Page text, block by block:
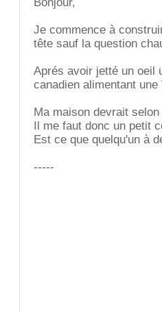
Je commence à
tête sauf la question
Aprés avoir jetté un oeil
canadien alimentant
Ma maison devrait
Il me faut donc un petit
Est ce que quelqu'un à
-----